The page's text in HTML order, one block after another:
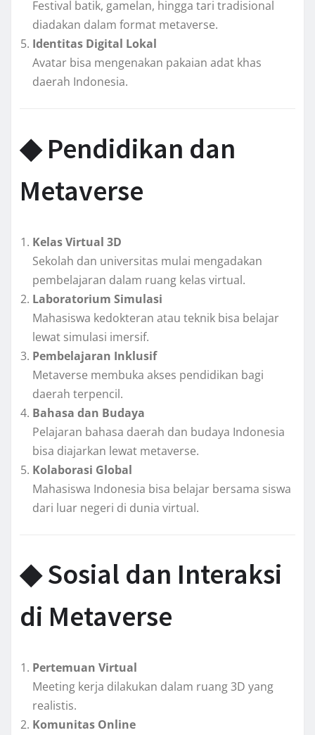
Festival batik, gamelan, hingga tari tradisional
diadakan dalam format metaverse.
Identitas Digital Lokal
Avatar bisa mengenakan pakaian adat khas
daerah Indonesia.
◆ Pendidikan dan
Metaverse
Kelas Virtual 3D
Sekolah dan universitas mulai mengadakan
pembelajaran dalam ruang kelas virtual.
Laboratorium Simulasi
Mahasiswa kedokteran atau teknik bisa belajar
lewat simulasi imersif.
Pembelajaran Inklusif
Metaverse membuka akses pendidikan bagi
daerah terpencil.
Bahasa dan Budaya
Pelajaran bahasa daerah dan budaya Indonesia
bisa diajarkan lewat metaverse.
Kolaborasi Global
Mahasiswa Indonesia bisa belajar bersama siswa
dari luar negeri di dunia virtual.
◆ Sosial dan Interaksi
di Metaverse
Pertemuan Virtual
Meeting kerja dilakukan dalam ruang 3D yang
realistis.
Komunitas Online